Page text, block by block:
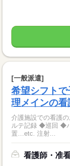
[一般派遣]
希望シフト
理メインの看
介護施設での看護のお仕事です。 具体
ルテ記録 ◆巡回 ◆
置…etc. 注射...
看護師・准